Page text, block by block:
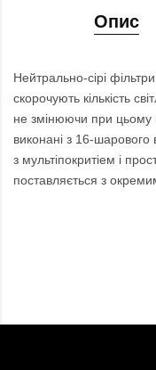
Опис
Нейтрально-сірі
скорочують кількість
не змінюючи при цьому
виконані з 16-шарового
з мультіпокритіем і
поставляється з